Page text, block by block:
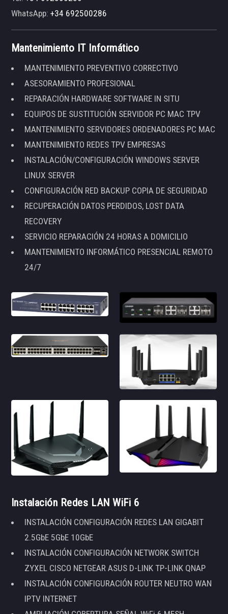
WhatsApp:+34 692500286
Mantenimiento IT Informático
MANTENIMIENTO PREVENTIVO CORRECTIVO
ASESORAMIENTO PROFESIONAL
REPARACIÓN HARDWARE SOFTWARE IN SITU
EQUIPOS DE SUSTITUCIÓN SERVIDOR PC MAC TPV
MANTENIMIENTO SERVIDORES ORDENADORES PC MAC
MANTENIMIENTO REDES TPV EMPRESAS
INSTALACIÓN/CONFIGURACIÓN WINDOWS SERVER
LINUX SERVER
CONFIGURACIÓN RED BACKUP COPIA DE SEGURIDAD
RECUPERACIÓN DATOS PERDIDOS, LOST DATA
RECOVERY
SERVICIO REPARACIÓN 24 HORAS A DOMICILIO
MANTENIMIENTO INFORMÁTICO PRESENCIAL REMOTO
24/7
Instalación Redes LAN WiFi 6
INSTALACIÓN CONFIGURACIÓN REDES LAN GIGABIT
2.5GbE 5GbE 10GbE
INSTALACIÓN CONFIGURACIÓN NETWORK SWITCH
ZYXEL CISCO NETGEAR ASUS D-LINK TP-LINK QNAP
INSTALACIÓN CONFIGURACIÓN ROUTER NEUTRO WAN
IPTV INTERNET